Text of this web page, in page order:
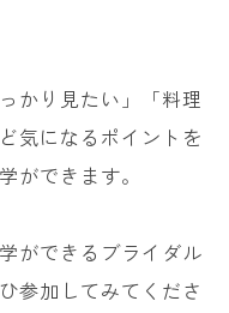
かり見たい」「料理
気になるポイントを
ができます。
ができるブライダル
参加してみてくださ